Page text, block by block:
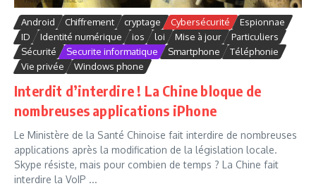
Android Chiffrement cryptage Cybersécurité
Espionnae
ID
Identité numérique ios loi Mise à jour
Particuliers
Sécurité
Securite informatique Smartphone
Téléphonie
Vie privée
Windows phone
Interdit d’interdire ! La Chine bloque de
nombreuses applications iPhone
Le Ministère de la Santé Chinoise fait interdire de nombreuses
applications après la modification de la législation locale.
Skype résiste, mais pour combien de temps ? La Chine fait
interdire la VoIP ...